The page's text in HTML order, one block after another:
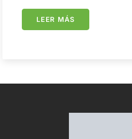
LEER MÁS